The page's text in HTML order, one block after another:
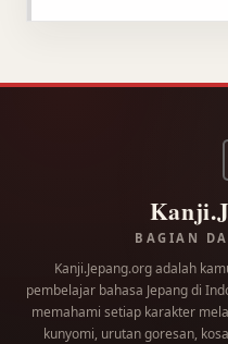
BAGIAN
Kanji.Jepang.org adalah
pembelajar bahasa Jepang di
memahami setiap karakter
kunyomi, urutan goresan,